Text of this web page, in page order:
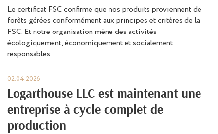
Le certificat FSC confirme que nos produits proviennent de
forêts gérées conformément aux principes et critères de la
FSC. Et notre organisation mène des activités
écologiquement, économiquement et socialement
responsables.
02.04.2026
Logarthouse LLC est maintenant une
entreprise à cycle complet de
production